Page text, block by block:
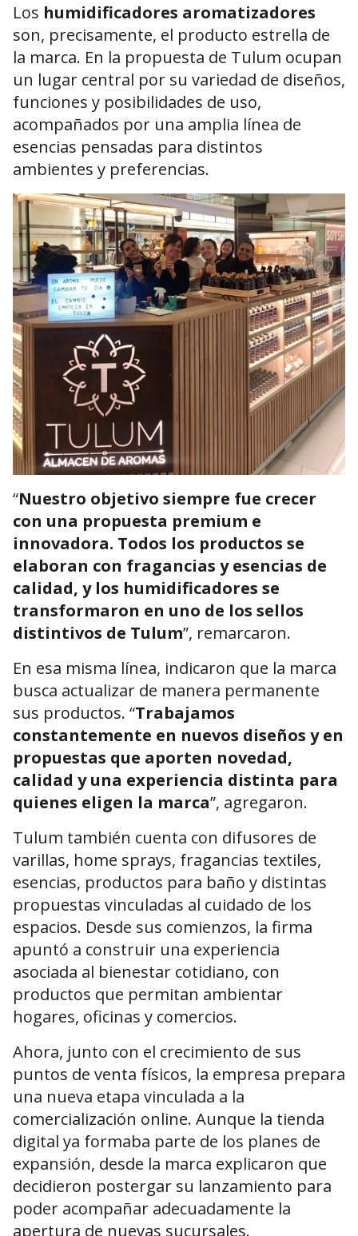
Los humidificadores aromatizadores
son, precisamente, el producto estrella de
la marca. En la propuesta de Tulum ocupan
un lugar central por su variedad de diseños,
funciones y posibilidades de uso,
acompañados por una amplia línea de
esencias pensadas para distintos
ambientes y preferencias.
“Nuestro objetivo siempre fue crecer
con una propuesta premium e
innovadora. Todos los productos se
elaboran con fragancias y esencias de
calidad, y los humidificadores se
transformaron en uno de los sellos
distintivos de Tulum”, remarcaron.
En esa misma línea, indicaron que la marca
busca actualizar de manera permanente
sus productos. “Trabajamos
constantemente en nuevos diseños y en
propuestas que aporten novedad,
calidad y una experiencia distinta para
quienes eligen la marca”, agregaron.
Tulum también cuenta con difusores de
varillas, home sprays, fragancias textiles,
esencias, productos para baño y distintas
propuestas vinculadas al cuidado de los
espacios. Desde sus comienzos, la firma
apuntó a construir una experiencia
asociada al bienestar cotidiano, con
productos que permitan ambientar
hogares, oficinas y comercios.
Ahora, junto con el crecimiento de sus
puntos de venta físicos, la empresa prepara
una nueva etapa vinculada a la
comercialización online. Aunque la tienda
digital ya formaba parte de los planes de
expansión, desde la marca explicaron que
decidieron postergar su lanzamiento para
poder acompañar adecuadamente la
apertura de nuevas sucursales.